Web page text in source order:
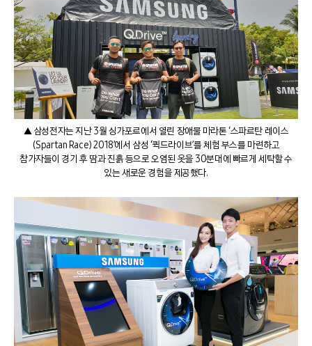
▲ 삼성전자는 지난 3월 싱가포르에서 열린 장애물 마라톤 ‘스파르탄 레이스
(Spartan Race) 2018’에서 삼성 ‘퀵드라이브’를 체험 부스를 마련하고
참가자들이 경기 후 땀과 진흙 등으로 오염된 옷을 30분대에 빠르게 세탁할 수
있는 새로운 경험을 제공했다.